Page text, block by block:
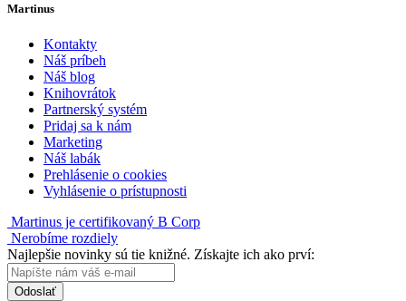
Martinus
Kontakty
Náš príbeh
Náš blog
Knihovrátok
Partnerský systém
Pridaj sa k nám
Marketing
Náš labák
Prehlásenie o cookies
Vyhlásenie o prístupnosti
Martinus je certifikovaný B Corp
Nerobíme rozdiely
Najlepšie novinky sú tie knižné. Získajte ich ako prví:
Odoslať